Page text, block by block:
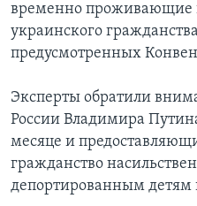
временно проживающие
украинского
предусмотренных
Эксперты обратили
России Владимира
месяце и
гражданство
депортированным